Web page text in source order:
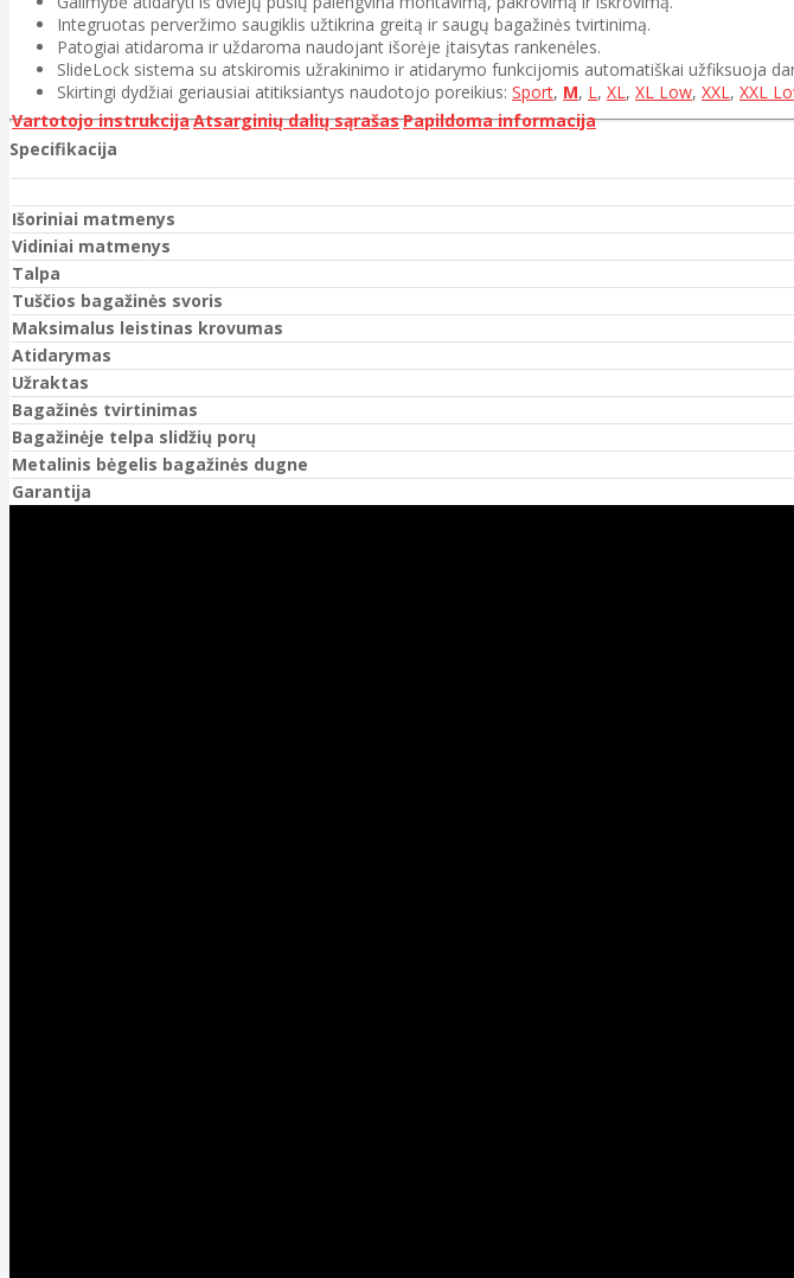
Integruotas perveržimo saugiklis užtikrina greitą ir saugų bagažinės tvirtinimą.
Patogiai atidaroma ir uždaroma naudojant išorėje įtaisytas rankenėles.
SlideLock sistema su atskiromis užrakinimo ir atidarymo funkcijomis automatiškai užfiksuoja
Skirtingi dydžiai geriausiai atitiksiantys naudotojo poreikius: Sport, M, L, XL, XL Low, XXL, XXL
Vartotojo instrukcijaAtsarginių dalių sąrašasPapildoma informacija
Specifikacija
Išoriniai matmenys
Vidiniai matmenys
Talpa
Tuščios bagažinės svoris
Maksimalus leistinas krovumas
Atidarymas
Užraktas
Bagažinės tvirtinimas
Bagažinėje telpa slidžių porų
Metalinis bėgelis bagažinės dugne
Garantija